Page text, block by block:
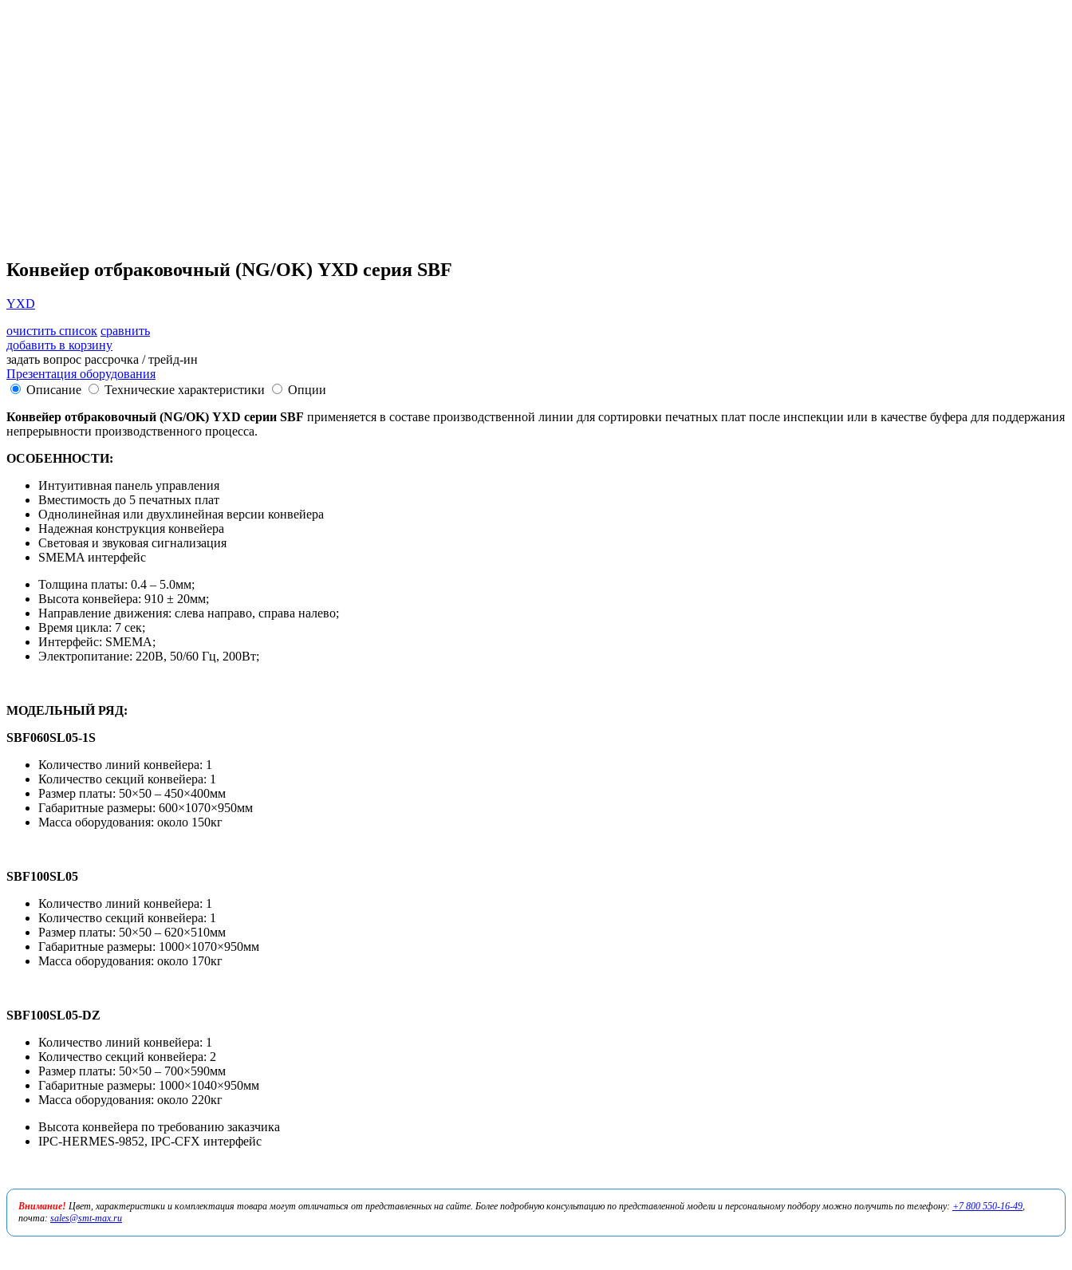
Конвейер отбраковочный (NG/OK) YXD серия SBF
YXD
очистить список сравнить
добавить в корзину
задать вопрос рассрочка / трейд-ин
Презентация оборудования
Описание
Технические характеристики
Опции
Конвейер отбраковочный (NG/OK) YXD серии SBF применяется в составе производственной линии для сортировки печатных плат после инспекции или в качестве буфера для поддержания
непрерывности производственного процесса.
ОСОБЕННОСТИ:
Интуитивная панель управления
Вместимость до 5 печатных плат
Однолинейная или двухлинейная версии конвейера
Надежная конструкция конвейера
Световая и звуковая сигнализация
SMEMA интерфейс
Толщина платы: 0.4 – 5.0мм;
Высота конвейера: 910 ± 20мм;
Направление движения: слева направо, справа налево;
Время цикла: 7 сек;
Интерфейс: SMEMA;
Электропитание: 220B, 50/60 Гц, 200Вт;
МОДЕЛЬНЫЙ РЯД:
SBF060SL05-1S
Количество линий конвейера: 1
Количество секций конвейера: 1
Размер платы: 50×50 – 450×400мм
Габаритные размеры: 600×1070×950мм
Масса оборудования: около 150кг
SBF100SL05
Количество линий конвейера: 1
Количество секций конвейера: 1
Размер платы: 50×50 – 620×510мм
Габаритные размеры: 1000×1070×950мм
Масса оборудования: около 170кг
SBF100SL05-DZ
Количество линий конвейера: 1
Количество секций конвейера: 2
Размер платы: 50×50 – 700×590мм
Габаритные размеры: 1000×1040×950мм
Масса оборудования: около 220кг
Высота конвейера по требованию заказчика
IPC-HERMES-9852, IPC-CFX интерфейс
Внимание! Цвет, характеристики и комплектация товара могут отличаться от представленных на сайте. Более подробную консультацию по представленной модели и персональному подбору можно получить по телефону: +7 800 550-16-49,
почта: sales@smt-max.ru